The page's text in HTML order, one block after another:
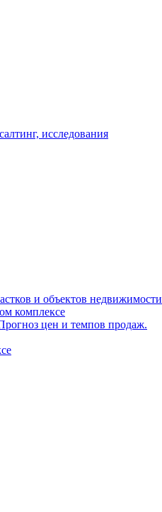
исследования
и объектов недвижимости
комплексе
цен и темпов продаж.